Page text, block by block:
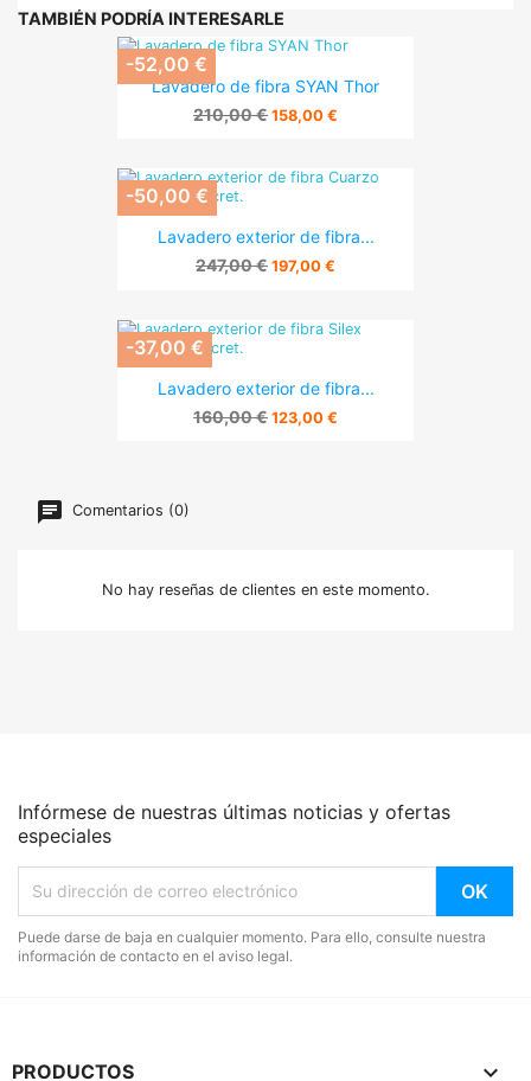
TAMBIÉN PODRÍA INTERESARLE
Lavadero de fibra SYAN Thor
210,00 € 158,00 €
-52,00 €
Lavadero exterior de fibra...
247,00 € 197,00 €
-50,00 €
Lavadero exterior de fibra...
160,00 € 123,00 €
-37,00 €
Comentarios (0)
No hay reseñas de clientes en este momento.
Infórmese de nuestras últimas noticias y ofertas
especiales
Puede darse de baja en cualquier momento. Para ello, consulte nuestra
información de contacto en el aviso legal.
PRODUCTOS 